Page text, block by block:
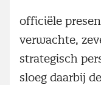
officiële
verwachte,
strategisch
sloeg daarbij